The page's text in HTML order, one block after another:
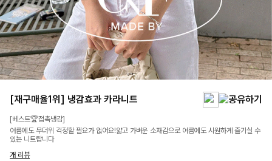
[재구매율1위] 냉감효과 카라니트
[베스트🏆접촉냉감]
여름에도 무더위 걱정할 필요가 없어요!얇고 가벼운 소재감으로 여름에도 시원하게 즐기실 수
있는 니트랍니다
개 리뷰